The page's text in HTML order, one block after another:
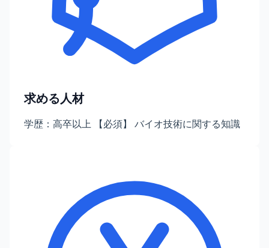
求める人材
学歴：高卒以上 【必須】 バイオ技術に関する知識